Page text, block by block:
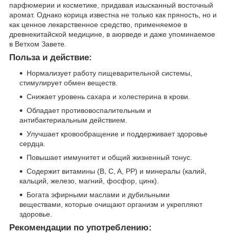
парфюмерии и косметике, придавая изысканный восточный
аромат. Однако корица известна не только как пряность, но и
как ценное лекарственное средство, применяемое в
древнекитайской медицине, в аюрведе и даже упоминаемое
в Ветхом Завете.
Польза и действие:
Нормализует работу пищеварительной системы,
стимулирует обмен веществ.
Снижает уровень сахара и холестерина в крови.
Обладает противовоспалительным и
антибактериальным действием.
Улучшает кровообращение и поддерживает здоровье
сердца.
Повышает иммунитет и общий жизненный тонус.
Содержит витамины (B, C, A, PP) и минералы (калий,
кальций, железо, магний, фосфор, цинк).
Богата эфирными маслами и дубильными
веществами, которые очищают организм и укрепляют
здоровье.
Рекомендации по употреблению: